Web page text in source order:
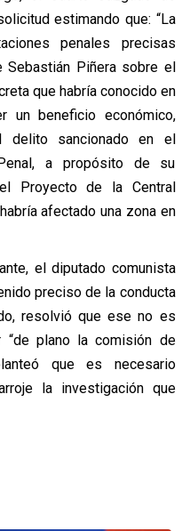
estimando que: “La
penales precisas
Piñera sobre el
que habría conocido en
un beneficio económico,
delito sancionado en el
a propósito de su
Proyecto de la Central
afectado una zona en
el diputado comunista
preciso de la conducta
resolvió que ese no es
“de plano la comisión de
que es necesario
la investigación que